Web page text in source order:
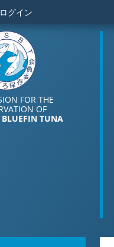
ログイン
FOR THE
OF
BLUEFIN TUNA